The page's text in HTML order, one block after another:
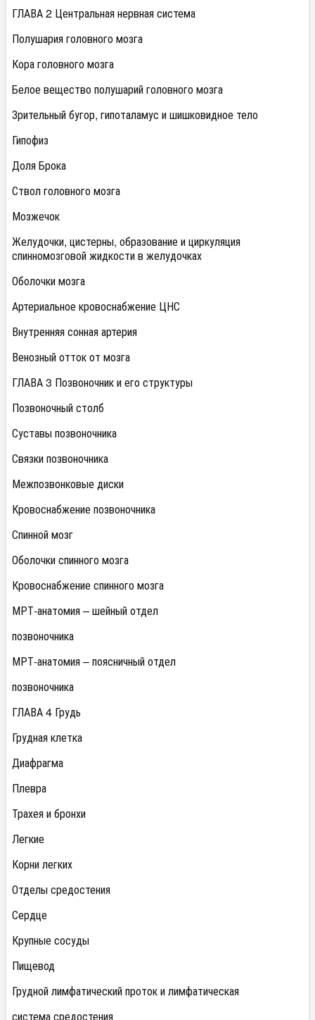
ГЛАВА 2 Центральная нервная система
Полушария головного мозга
Кора головного мозга
Белое вещество полушарий головного мозга
Зрительный бугор, гипоталамус и шишковидное тело
Гипофиз
Доля Брока
Ствол головного мозга
Мозжечок
Желудочки, цистерны, образование и циркуляция
спинномозговой жидкости в желудочках
Оболочки мозга
Артериальное кровоснабжение ЦНС
Внутренняя сонная артерия
Венозный отток от мозга
ГЛАВА 3 Позвоночник и его структуры
Позвоночный столб
Суставы позвоночника
Связки позвоночника
Межпозвонковые диски
Кровоснабжение позвоночника
Спинной мозг
Оболочки спинного мозга
Кровоснабжение спинного мозга
МРТ-анатомия – шейный отдел
позвоночника
МРТ-анатомия – поясничный отдел
позвоночника
ГЛАВА 4 Грудь
Грудная клетка
Диафрагма
Плевра
Трахея и бронхи
Легкие
Корни легких
Отделы средостения
Сердце
Крупные сосуды
Пищевод
Грудной лимфатический проток и лимфатическая
система средостения